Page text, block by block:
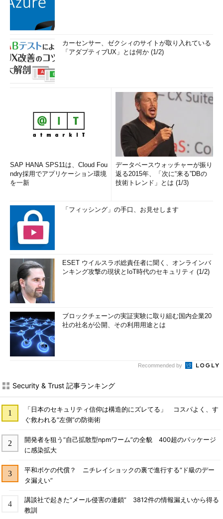
カーセンサー、ゼクシィのサイトが取り入れている
「アダプティブUX」とは何か (1/2)
SAP HANA SPS11は、Cloud Fou
ndry採用でアプリケーション環境
を一新
データベースウォッチャーが振り
返る2015年、「次に“来る”DBの
技術トレンド」とは (1/3)
「フィッシング」の手口、お見せします
ESET ウイルスラボ総責任者に聞く、オンラインバ
ンキング攻撃の現状とIoT時代のセキュリティ (1/2)
ブロックチェーンの実証実験に取り組む国内企業20
社の社名が公開、その利用用途とは
Recommended by
Security & Trust 記事ランキング
「日本のセキュリティ信仰は構造的にズレてる」 コスパよく、す
ぐ救われる“左側”の防衛術
開発者を狙う“自己拡散型npmワーム”の全貌 400超のパッケージ
に感染拡大
平和ボケの代償？ ニチレイショックの裏で進行する“ド級のデー
タ漏えい”
講談社で起きた“メール侵害の連鎖” 3812件の情報漏えいから得る
教訓